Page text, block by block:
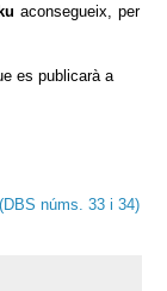
aconsegueix, per
es publicarà a
núms. 33 i 34)